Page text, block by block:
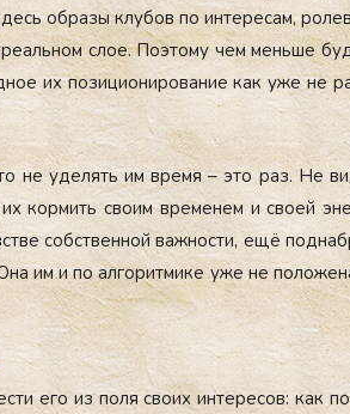
об­ра­зы клу­бов по ин­те­ресам,
слое. По­это­му чем мень­ше
их по­зици­они­рова­ние как уже не
не уде­лять им вре­мя – это раз. Не
кор­мить сво­им вре­менем и сво­ей
собс­твен­ной важ­ности, ещё
им и по ал­го­рит­ми­ке уже не
его из по­ля сво­их ин­те­ресов: как